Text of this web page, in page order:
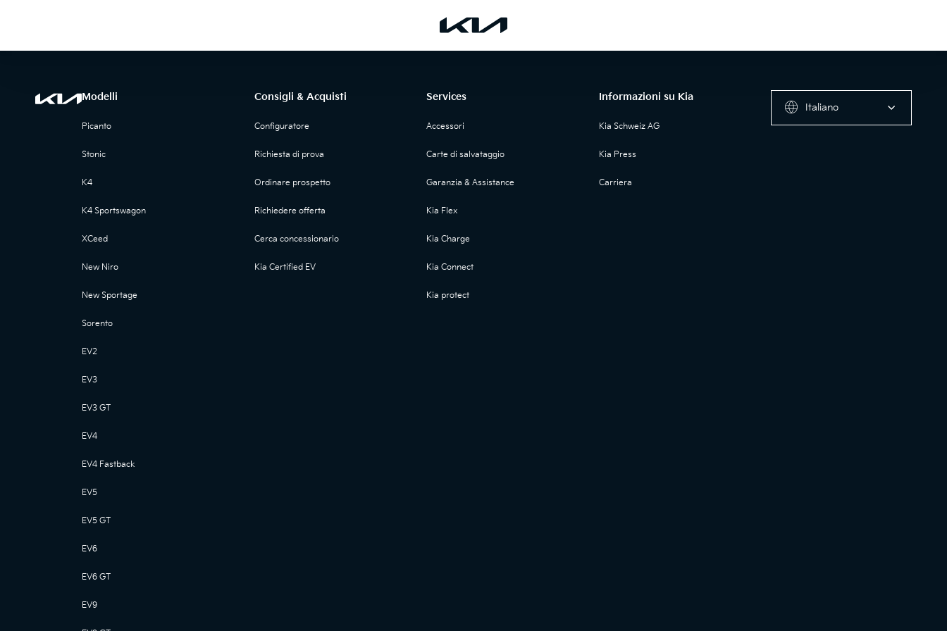
Modelli
Picanto
Stonic
K4
K4 Sportswagon
XCeed
New Niro
New Sportage
Sorento
EV2
EV3
EV3 GT
EV4
EV4 Fastback
EV5
EV5 GT
EV6
EV6 GT
EV9
Consigli & Acquisti
Configuratore
Richiesta di prova
Ordinare prospetto
Richiedere offerta
Cerca concessionario
Kia Certified EV
Services
Accessori
Carte di salvataggio
Garanzia & Assistance
Kia Flex
Kia Charge
Kia Connect
Kia protect
Informazioni su Kia
Kia Schweiz AG
Kia Press
Carriera
Italiano